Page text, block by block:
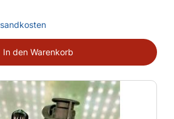
In den Warenkorb